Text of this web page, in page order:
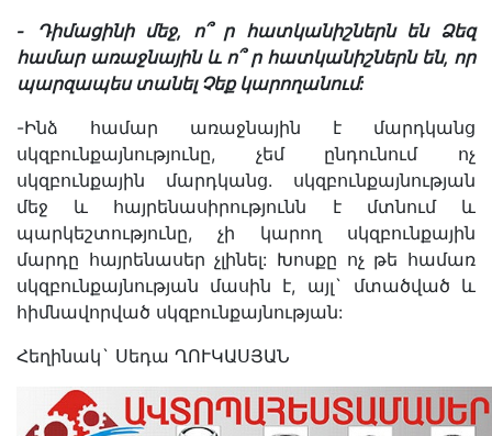
-
Դիմացինի մեջ, ո՞ ր հատկանիշներն են
Ձեզ
համար առաջնային և ո՞ ր հատկանիշներն են, որ
պարզապես տանել Չեք կարողանում:
-Ինձ համար առաջնային է մարդկանց
սկզբունքայնությունը, չեմ ընդունում ոչ
սկզբունքային մարդկանց. սկզբունքայնության
մեջ և հայրենասիրությունն է մտնում և
պարկեշտությունը, չի կարող սկզբունքային
մարդը հայրենասեր չլինել: Խոսքը ոչ թե համառ
սկզբունքայնության մասին է, այլ` մտածված և
հիմնավորված սկզբունքայնության:
Հեղինակ` Սեդա ՂՈՒԿԱՍՅԱՆ